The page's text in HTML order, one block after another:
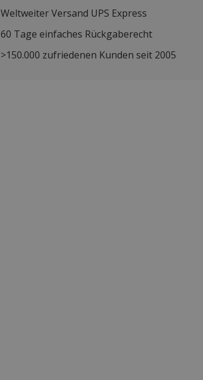
Weltweiter Versand UPS Express
60 Tage einfaches Rückgaberecht
>150.000 zufriedenen Kunden seit 2005